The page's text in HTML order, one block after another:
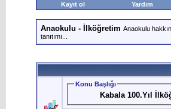
Kayıt ol Yardım
Anaokulu - İlköğretim Anaokulu
tanıtımı...
Konu Başlığı
Kabala 100.Yıl